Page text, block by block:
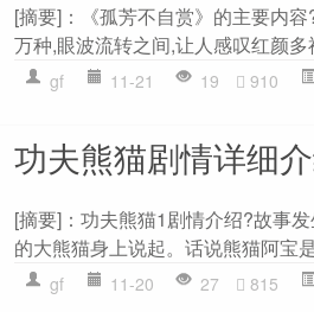
[摘要]：《孤芳不自赏》的主要内
万种,眼波流转之间,让人感叹红颜
gf 11-21 19 910
功夫熊猫剧情详细
[摘要]：功夫熊猫1剧情介绍?故事
的大熊猫身上说起。话说熊猫阿宝
gf 11-20 27 815